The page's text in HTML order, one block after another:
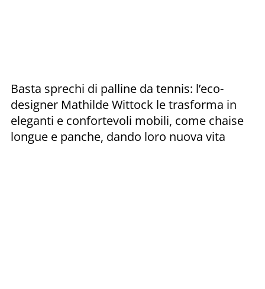
Basta sprechi di palline da tennis: l’eco-
designer Mathilde Wittock le trasforma in
eleganti e confortevoli mobili, come chaise
longue e panche, dando loro nuova vita